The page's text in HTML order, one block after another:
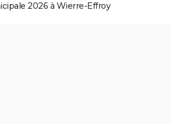
2026 à Wierre-Effroy